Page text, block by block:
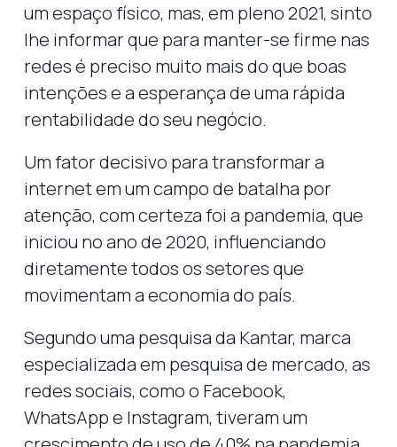
um espaço físico, mas, em pleno 2021, sinto
lhe informar que para manter-se firme nas
redes é preciso muito mais do que boas
intenções e a esperança de uma rápida
rentabilidade do seu negócio.
Um fator decisivo para transformar a
internet em um campo de batalha por
atenção, com certeza foi a pandemia, que
iniciou no ano de 2020, influenciando
diretamente todos os setores que
movimentam a economia do país.
Segundo uma pesquisa da Kantar, marca
especializada em pesquisa de mercado, as
redes sociais, como o Facebook,
WhatsApp e Instagram, tiveram um